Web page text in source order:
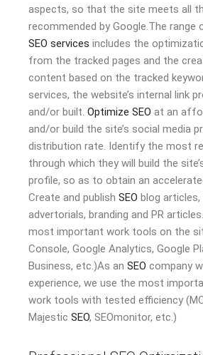
aspects, so that the site meets all
recommended by Google.The range
SEO services includes the
from the tracked pages and the
content based on the tracked
services, the website’s internal link
and/or built. Optimize SEO at an
and/or build the site’s social media
distribution rate. Identify the most
through which they will build the
profile, so as to obtain an
Create and publish SEO blog articles,
advertorials, branding and PR
most important work tools on the
Console, Google Analytics, Google
Business, etc.)As an SEO company
experience, we use the most
work tools with tested efficiency
Majestic SEO, SEOmonitor, etc.)